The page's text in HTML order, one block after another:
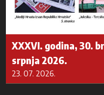
XXXVI. godina, 30.
srpnja 2026.
23. 07. 2026.